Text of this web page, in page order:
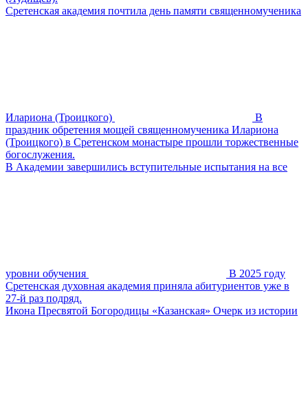
Сретенская академия почтила день памяти священномученика
Илариона (Троицкого)
В
праздник обретения мощей священномученика Илариона
(Троицкого) в Сретенском монастыре прошли торжественные
богослужения.
В Академии завершились вступительные испытания на все
уровни обучения
В 2025 году
Сретенская духовная академия приняла абитуриентов уже в
27-й раз подряд.
Икона Пресвятой Богородицы «Казанская» Очерк из истории